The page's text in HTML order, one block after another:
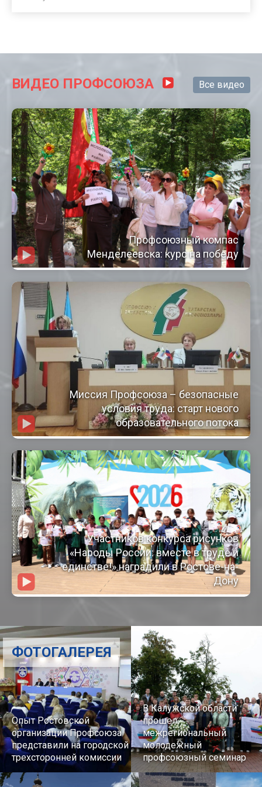
ВИДЕО ПРОФСОЮЗА Все видео
Профсоюзный компас
Менделеевска: курс на победу
Миссия Профсоюза – безопасные
условия труда: старт нового
образовательного потока
Участников конкурса рисунков
«Народы России: вместе в труде и
единстве!» наградили в Ростове-на-
Дону
Опыт Ростовской
организации Профсоюза
представили на городской
трехсторонней комиссии
В Калужской области
прошел
межрегиональный
молодежный
профсоюзный семинар
ФОТОГАЛЕРЕЯ